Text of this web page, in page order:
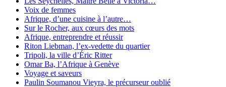
Voix de femmes
Afrique, d’une cuisine à l’autre…
Sur le Rocher, aux cœurs des mots
Afrique, entreprendre et réussir
Riton Liebman, l’ex-vedette du quartier
Tripoli, la ville d’Éric Ritter
Omar Ba, l’Afrique à Genève
Voyage et saveurs
Paulin Soumanou Vieyra, le précurseur oublié